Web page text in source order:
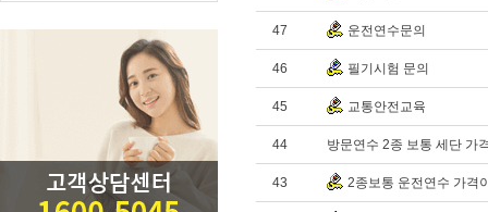
47 운전연수문의
46 필기시험 문의
45 교통안전교육
44 방문연수 2종 보통 세단 가
43 2종보통 운전연수 가격